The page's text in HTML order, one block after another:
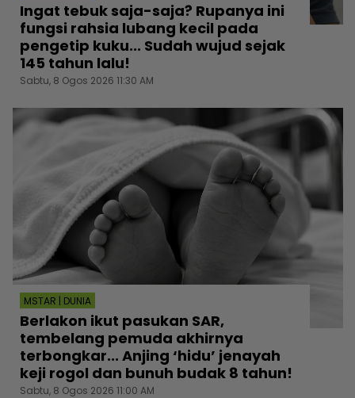
Ingat tebuk saja-saja? Rupanya ini
fungsi rahsia lubang kecil pada
pengetip kuku... Sudah wujud sejak
145 tahun lalu!
Sabtu, 8 Ogos 2026 11:30 AM
MSTAR | DUNIA
Berlakon ikut pasukan SAR,
tembelang pemuda akhirnya
terbongkar... Anjing ‘hidu’ jenayah
keji rogol dan bunuh budak 8 tahun!
Sabtu, 8 Ogos 2026 11:00 AM